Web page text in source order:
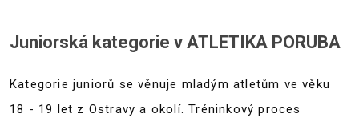
Juniorská kategorie v ATLETIKA PORUBA
Kategorie juniorů se věnuje mladým atletům ve věku
18 - 19 let z Ostravy a okolí. Tréninkový proces